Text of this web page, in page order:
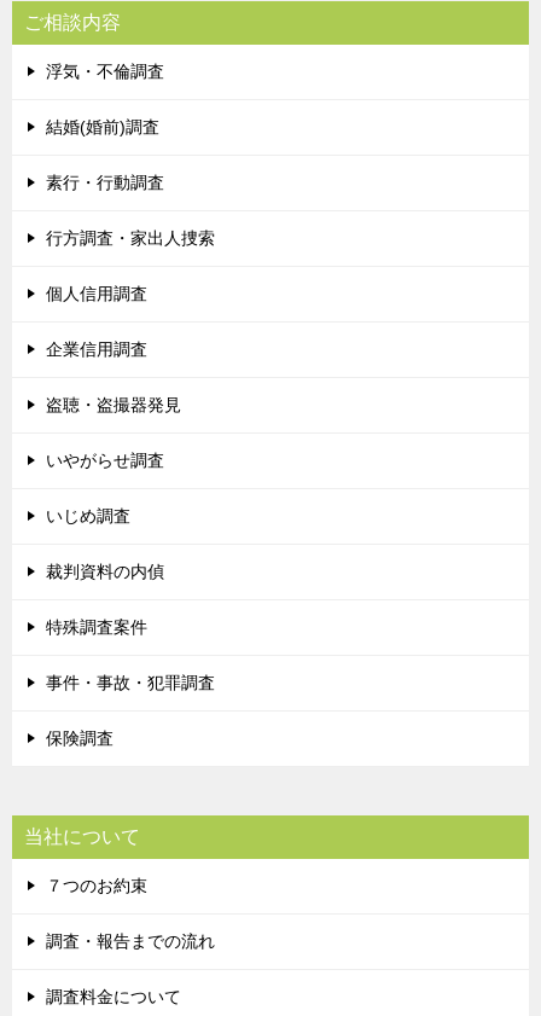
ご相談内容
浮気・不倫調査
結婚(婚前)調査
素行・行動調査
行方調査・家出人捜索
個人信用調査
企業信用調査
盗聴・盗撮器発見
いやがらせ調査
いじめ調査
裁判資料の内偵
特殊調査案件
事件・事故・犯罪調査
保険調査
当社について
７つのお約束
調査・報告までの流れ
調査料金について